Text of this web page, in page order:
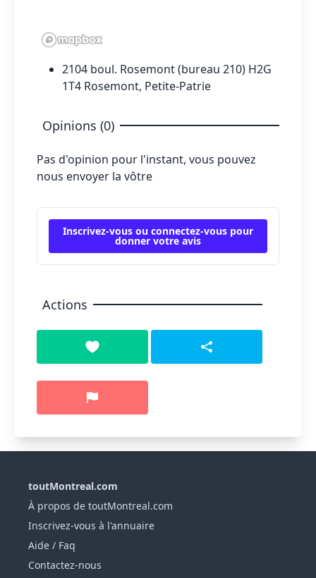
2104 boul. Rosemont (bureau 210) H2G
1T4 Rosemont, Petite-Patrie
Opinions (0)
Pas d'opinion pour l'instant, vous pouvez
nous envoyer la vôtre
Inscrivez-vous ou connectez-vous pour
donner votre avis
Actions
toutMontreal.com
À propos de toutMontreal.com
Inscrivez-vous à l'annuaire
Aide / Faq
Contactez-nous